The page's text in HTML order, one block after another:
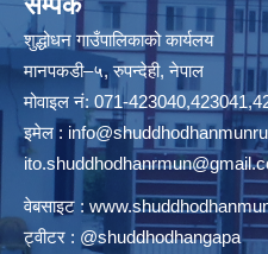
शुद्धोधन गाउँपालिकाको कार्यलय
मानपकडी–५, रुपन्देही, नेपाल
मोवाइल नं: 071-
इमेल :
वेबसाइट :
ट्वीटर : @shuddhodhangapa